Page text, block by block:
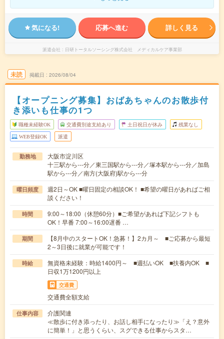
気になる! 応募へ進む 詳しく見る
派遣会社 日研トータルソーシング株式会社 メディカルケア事業部
未読 掲載日 2026/08/04
【オープニング募集】おばあちゃんのお散歩付
き添いも仕事の1つ
職種未経験OK 交通費別途支給あり 土日祝日が休み 残業なし
WEB登録OK 派遣
勤務地
大阪市淀川区
十三駅から---分／東三国駅から---分／塚本駅から---分／加島
駅から---分／南方(大阪府)駅から---分
曜日頻度
週2日～OK ■曜日固定の相談OK！ ■希望の曜日があればご相
談ください！
時間
9:00～18:00（休憩60分）■ご希望があれば下記シフトも
OK！早番 7:00～16:00遅番 …
期間
【8月中のスタートOK！急募！】2カ月～ ■ご応募から最短
2～3日後に就業が可能です！
時給
無資格未経験：時給1400円～ ■週払いOK ■扶養内OK ■
日収1万1200円以上
交通費
交通費全額支給
仕事内容
介護関連
≪散歩に付き添ったり、お話し相手になったり≫「え？意外
に簡単！」と思うくらい、スグできる仕事からスタ…